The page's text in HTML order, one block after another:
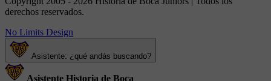
derechos reservados.
No Limits Design
Asistente: ¿qué andás buscando?
Asistente Historia de Boca